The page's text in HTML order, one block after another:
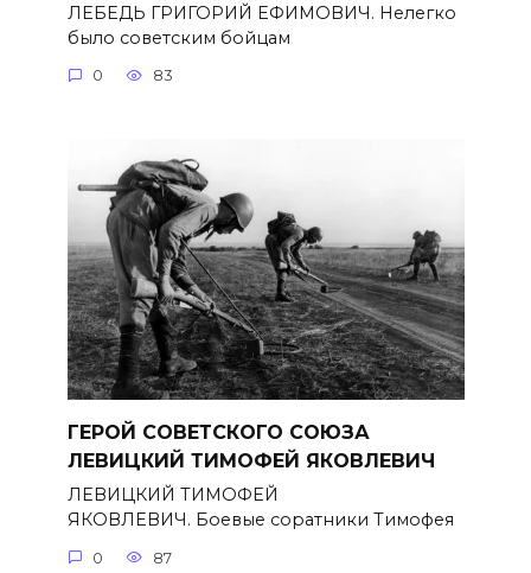
ЛЕБЕДЬ ГРИГОРИЙ ЕФИМОВИЧ. Нелегко
было советским бойцам
0 83
ГЕРОЙ СОВЕТСКОГО СОЮЗА
ЛЕВИЦКИЙ ТИМОФЕЙ ЯКОВЛЕВИЧ
ЛЕВИЦКИЙ ТИМОФЕЙ
ЯКОВЛЕВИЧ. Боевые соратники Тимофея
0 87